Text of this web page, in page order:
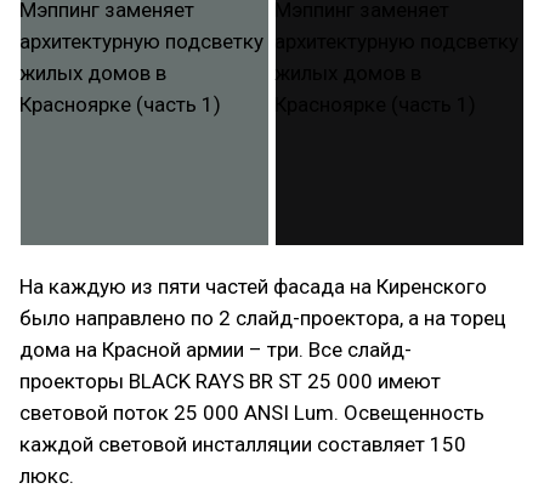
На каждую из пяти частей фасада на Киренского
было направлено по 2 слайд-проектора, а на торец
дома на Красной армии – три. Все слайд-
проекторы BLACK RAYS BR ST 25 000 имеют
световой поток 25 000 ANSI Lum. Освещенность
каждой световой инсталляции составляет 150
люкс.